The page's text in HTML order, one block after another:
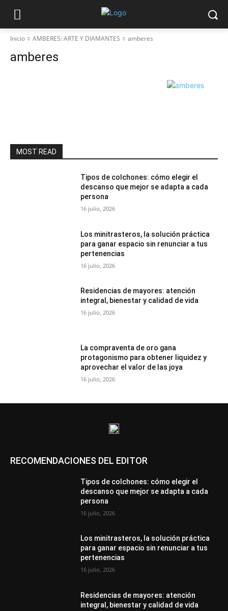
Inicio AMBERES: ARTE Y DIAMANTES amberes
amberes
MOST READ
Tipos de colchones: cómo elegir el
descanso que mejor se adapta a cada
persona
16 julio, 2026
Los minitrasteros, la solución práctica
para ganar espacio sin renunciar a tus
pertenencias
16 julio, 2026
Residencias de mayores: atención
integral, bienestar y calidad de vida
16 julio, 2026
La compraventa de oro gana
protagonismo para obtener liquidez y
aprovechar el valor de las joya
16 julio, 2026
RECOMENDACIONES DEL EDITOR
Tipos de colchones: cómo elegir el
descanso que mejor se adapta a cada
persona
16 julio, 2026
Los minitrasteros, la solución práctica
para ganar espacio sin renunciar a tus
pertenencias
16 julio, 2026
Residencias de mayores: atención
integral, bienestar y calidad de vida